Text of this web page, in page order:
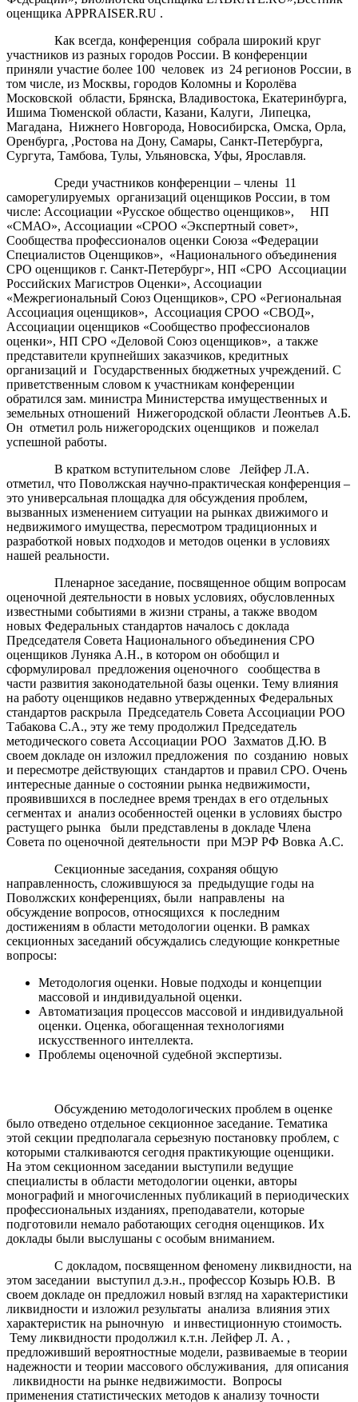
оценщика APPRAISER.RU .
Как всегда, конференция собрала широкий круг
участников из разных городов России. В конференции
приняли участие более 100 человек из 24 регионов России, в
том числе, из Москвы, городов Коломны и Королёва
Московской области, Брянска, Владивостока, Екатеринбурга,
Ишима Тюменской области, Казани, Калуги, Липецка,
Магадана, Нижнего Новгорода, Новосибирска, Омска, Орла,
Оренбурга, ,Ростова на Дону, Самары, Санкт-Петербурга,
Сургута, Тамбова, Тулы, Ульяновска, Уфы, Ярославля.
Среди участников конференции – члены 11
саморегулируемых организаций оценщиков России, в том
числе: Ассоциации «Русское общество оценщиков», НП
«СМАО», Ассоциации «СРОО «Экспертный совет»,
Сообщества профессионалов оценки Союза «Федерации
Специалистов Оценщиков», «Национального объединения
СРО оценщиков г. Санкт-Петербург», НП «СРО Ассоциации
Российских Магистров Оценки», Ассоциации
«Межрегиональный Союз Оценщиков», СРО «Региональная
Ассоциация оценщиков», Ассоциация СРОО «СВОД»,
Ассоциации оценщиков «Сообщество профессионалов
оценки», НП СРО «Деловой Союз оценщиков», а также
представители крупнейших заказчиков, кредитных
организаций и Государственных бюджетных учреждений. С
приветственным словом к участникам конференции
обратился зам. министра Министерства имущественных и
земельных отношений Нижегородской области Леонтьев А.Б.
Он отметил роль нижегородских оценщиков и пожелал
успешной работы.
В кратком вступительном слове Лейфер Л.А.
отметил, что Поволжская научно-практическая конференция –
это универсальная площадка для обсуждения проблем,
вызванных изменением ситуации на рынках движимого и
недвижимого имущества, пересмотром традиционных и
разработкой новых подходов и методов оценки в условиях
нашей реальности.
Пленарное заседание, посвященное общим вопросам
оценочной деятельности в новых условиях, обусловленных
известными событиями в жизни страны, а также вводом
новых Федеральных стандартов началось с доклада
Председателя Совета Национального объединения СРО
оценщиков Луняка А.Н., в котором он обобщил и
сформулировал предложения оценочного сообщества в
части развития законодательной базы оценки. Тему влияния
на работу оценщиков недавно утвержденных Федеральных
стандартов раскрыла Председатель Совета Ассоциации РОО
Табакова С.А., эту же тему продолжил Председатель
методического совета Ассоциации РОО Захматов Д.Ю. В
своем докладе он изложил предложения по созданию новых
и пересмотре действующих стандартов и правил СРО. Очень
интересные данные о состоянии рынка недвижимости,
проявившихся в последнее время трендах в его отдельных
сегментах и анализ особенностей оценки в условиях быстро
растущего рынка были представлены в докладе Члена
Совета по оценочной деятельности при МЭР РФ Вовка А.С.
Секционные заседания, сохраняя общую
направленность, сложившуюся за предыдущие годы на
Поволжских конференциях, были направлены на
обсуждение вопросов, относящихся к последним
достижениям в области методологии оценки. В рамках
секционных заседаний обсуждались следующие конкретные
вопросы:
Методология оценки. Новые подходы и концепции
массовой и индивидуальной оценки.
Автоматизация процессов массовой и индивидуальной
оценки. Оценка, обогащенная технологиями
искусственного интеллекта.
Проблемы оценочной судебной экспертизы.
Обсуждению методологических проблем в оценке
было отведено отдельное секционное заседание. Тематика
этой секции предполагала серьезную постановку проблем, с
которыми сталкиваются сегодня практикующие оценщики.
На этом секционном заседании выступили ведущие
специалисты в области методологии оценки, авторы
монографий и многочисленных публикаций в периодических
профессиональных изданиях, преподаватели, которые
подготовили немало работающих сегодня оценщиков. Их
доклады были выслушаны с особым вниманием.
С докладом, посвященном феномену ликвидности, на
этом заседании выступил д.э.н., профессор Козырь Ю.В. В
своем докладе он предложил новый взгляд на характеристики
ликвидности и изложил результаты анализа влияния этих
характеристик на рыночную и инвестиционную стоимость.
Тему ликвидности продолжил к.т.н. Лейфер Л. А. ,
предложивший вероятностные модели, развиваемые в теории
надежности и теории массового обслуживания, для описания
ликвидности на рынке недвижимости. Вопросы
применения статистических методов к анализу точности